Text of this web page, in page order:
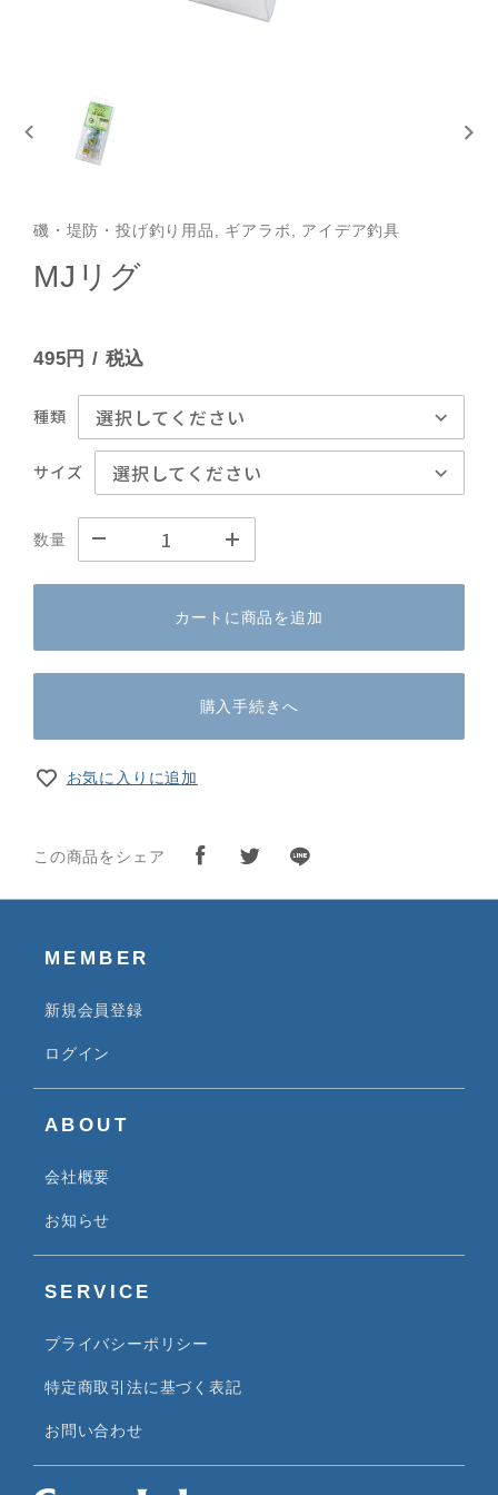
磯・堤防・投げ釣り用品, ギアラボ, アイデア釣具
MJリグ
495円 / 税込
種類
サイズ
数量
カートに商品を追加
購入手続きへ
お気に入りに追加
この商品をシェア
MEMBER
新規会員登録
ログイン
ABOUT
会社概要
お知らせ
SERVICE
プライバシーポリシー
特定商取引法に基づく表記
お問い合わせ